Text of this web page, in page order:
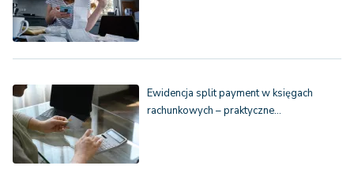
Ewidencja split payment w księgach
rachunkowych – praktyczne…